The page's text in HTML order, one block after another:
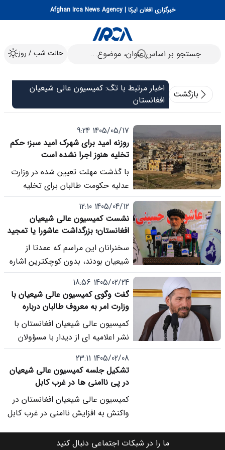
خبرگزاری افغان ایرکا | Afghan Irca News Agency
حالت شب / روز
بازگشت
اخبار مرتبط با تگ: کمیسیون عالی شیعیان
افغانستان
1405/05/17 9:24
روزنه امید برای شهرک امید سبز؛ حکم
تخلیه هنوز اجرا نشده است
با گذشت مهلت تعیین شده در وزارت
عدلیه حکومت طالبان برای تخلیه
«شهرک امید سبز»، باشندگان این
شهرک می گویند که هنوز روند تخلیه
آغاز نشده است و آنان همچنان در
خانه های خود حضور دارند.
1405/04/12 12:10
نشست کمیسیون عالی شیعیان
افغانستان؛ بزرگداشت عاشورا یا تمجید
از طالبان؟
سخنرانان این مراسم که عمدتا از
شیعیان بودند، بدون کوچکترین اشاره
به ایجاد محدودیت هایی که امسال
نیز برای عزاداران حسینی از سوی
طالبان در برخی مناطق کشور ایجاد
شد، به تعریف و تمجید از حکومت و
امنیتی که برای عزاداران ایجاد کردند
پرداختند.
1405/02/24 18:56
گفت وگوی کمیسیون عالی شیعیان با
وزارت امر به معروف طالبان درباره
برخورد با حجت الاسلام شریفی
کمیسیون عالی شیعیان افغانستان با
نشر اعلامیه ای از دیدار با مسؤولان
وزارت امر به معروف و نهی از منکر
طالبان و طرح موضوع برخورد با حجت
الاسلام حسین داد شریفی از علمای
برجسته کابل خبر داد.
1405/02/08 23:11
تشکیل جلسه کمیسیون عالی شیعیان
در پی ناامنی ها در غرب کابل
کمیسیون عالی شیعیان افغانستان در
واکنش به افزایش ناامنی در غرب کابل
ما را در شبکات اجتماعی دنبال کنید